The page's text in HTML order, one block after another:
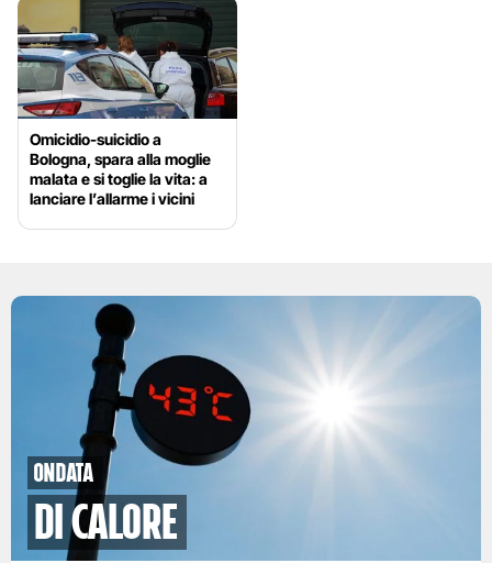
Omicidio-suicidio a
Bologna, spara alla moglie
malata e si toglie la vita: a
lanciare l’allarme i vicini
ondata
di calore